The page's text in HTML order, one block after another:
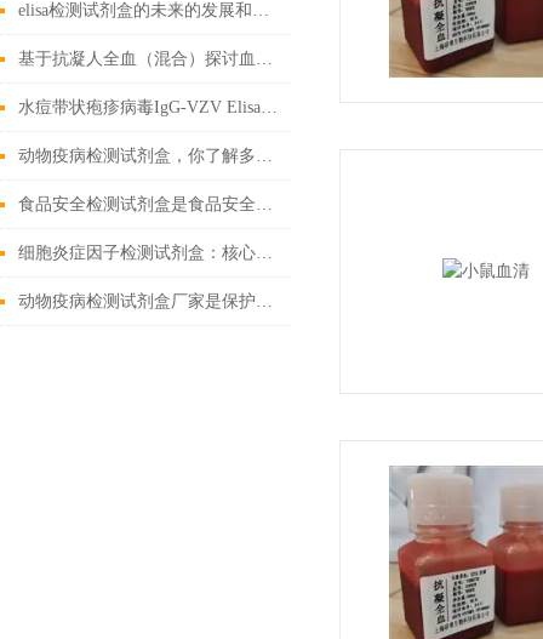
elisa检测试剂盒的未来的发展和优点分享
基于抗凝人全血（混合）探讨血液流变学特性及其影响因素
水痘带状疱疹病毒IgG-VZV Elisa检测试剂盒应用全解析
动物疫病检测试剂盒，你了解多少？
食品安全检测试剂盒是食品安全领域的重要工具
细胞炎症因子检测试剂盒：核心技术与检测原理全解析
动物疫病检测试剂盒厂家是保护动物健康的重要环节